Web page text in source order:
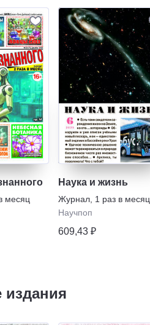
месяц
Наука и жизнь
Журнал 1 раз в месяц
Научпоп
609,43 ₽
издания